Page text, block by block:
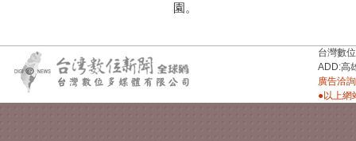
園。
台灣數
ADD:高
廣告洽
●以上網